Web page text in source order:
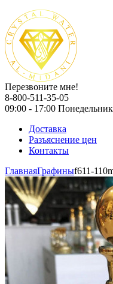
Перезвоните мне!
8-800-511-35-05
09:00 - 17:00
Доставка
Разъяснение цен
Контакты
ГлавнаяГрафиныf611-